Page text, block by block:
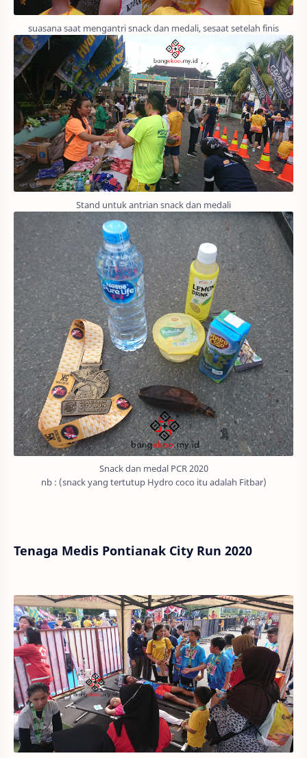
suasana saat mengantri snack dan medali, sesaat setelah finis
Stand untuk antrian snack dan medali
Snack dan medal PCR 2020
nb : (snack yang tertutup Hydro coco itu adalah Fitbar)
Tenaga Medis Pontianak City Run 2020